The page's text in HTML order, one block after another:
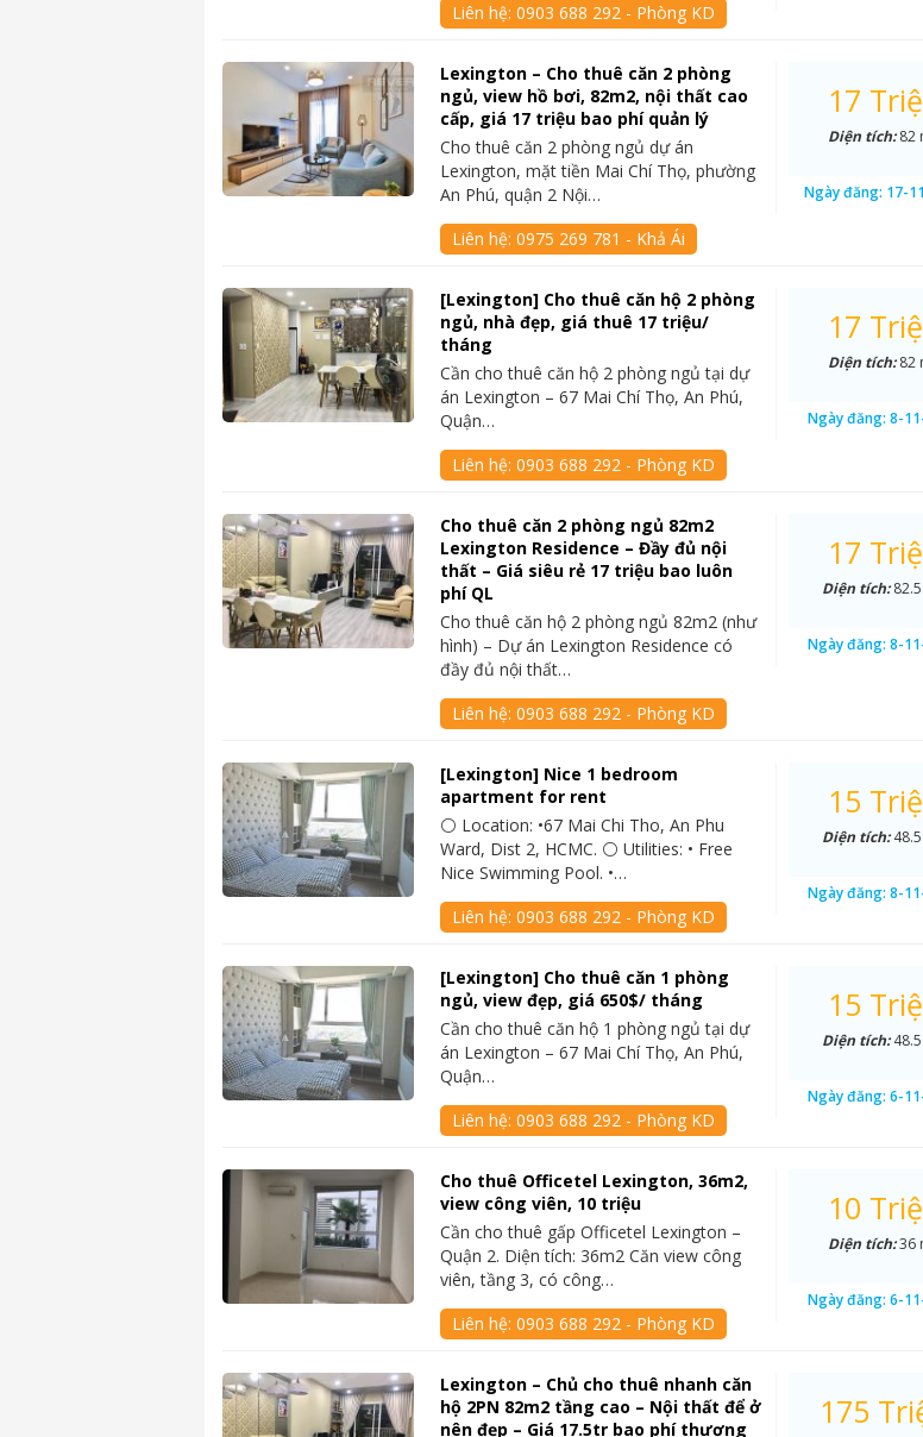
Liên hệ:0903 688 292 - Phòng KD
Lexington – Cho thuê căn 2 phòng
ngủ, view hồ bơi, 82m2, nội thất cao
cấp, giá 17 triệu bao phí quản lý
Cho thuê căn 2 phòng ngủ dự án
Lexington, mặt tiền Mai Chí Thọ, phường
An Phú, quận 2 Nội…
Liên hệ:0975 269 781 - Khả Ái
17
Diện tích:82
Ngày đăng: 17-
[Lexington] Cho thuê căn hộ 2 phòng
ngủ, nhà đẹp, giá thuê 17 triệu/
tháng
Cần cho thuê căn hộ 2 phòng ngủ tại dự
án Lexington – 67 Mai Chí Thọ, An Phú,
Quận…
Liên hệ:0903 688 292 - Phòng KD
17
Diện tích:82
Ngày đăng:8-
Cho thuê căn 2 phòng ngủ 82m2
Lexington Residence – Đầy đủ nội
thất – Giá siêu rẻ 17 triệu bao luôn
phí QL
Cho thuê căn hộ 2 phòng ngủ 82m2 (như
hình) – Dự án Lexington Residence có
đầy đủ nội thất…
Liên hệ:0903 688 292 - Phòng KD
17
Diện tích:
Ngày đăng:8-
[Lexington] Nice 1 bedroom
apartment for rent
⚪ Location: •67 Mai Chi Tho, An Phu
Ward, Dist 2, HCMC. ⚪ Utilities: • Free
Nice Swimming Pool. •…
Liên hệ:0903 688 292 - Phòng KD
15
Diện tích:
Ngày đăng:8-
[Lexington] Cho thuê căn 1 phòng
ngủ, view đẹp, giá 650$/ tháng
Cần cho thuê căn hộ 1 phòng ngủ tại dự
án Lexington – 67 Mai Chí Thọ, An Phú,
Quận…
Liên hệ:0903 688 292 - Phòng KD
15
Diện tích:
Ngày đăng:6-
Cho thuê Officetel Lexington, 36m2,
view công viên, 10 triệu
Cần cho thuê gấp Officetel Lexington –
Quận 2. Diện tích: 36m2 Căn view công
viên, tầng 3, có công…
Liên hệ:0903 688 292 - Phòng KD
10
Diện tích:36
Ngày đăng:6-
Lexington – Chủ cho thuê nhanh căn
hộ 2PN 82m2 tầng cao – Nội thất để ở
nên đẹp – Giá 17.5tr bao phí thương
175